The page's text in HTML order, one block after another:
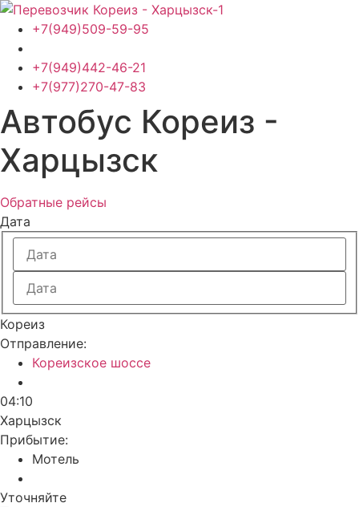
Перейти
содержимому
+7(949)509-59-95
+7(949)442-46-21
+7(977)270-47-83
Автобус Кореиз -
Харцызск
Обратные рейсы
Дата
Кореиз
Отправление:
Кореизское шоссе
04:10
Харцызск
Прибытие:
Мотель
Уточняйте